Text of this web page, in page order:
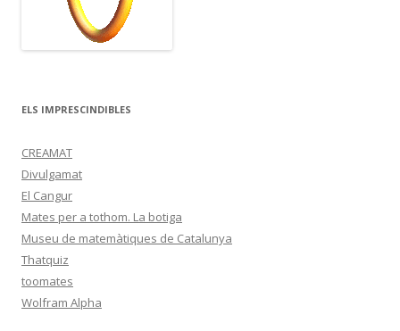
ELS IMPRESCINDIBLES
CREAMAT
Divulgamat
El Cangur
Mates per a tothom. La botiga
Museu de matemàtiques de Catalunya
Thatquiz
toomates
Wolfram Alpha